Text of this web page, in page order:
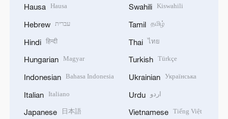
Hausa Hausa
Hebrew עברית
Hindi हिन्दी
Hungarian Magyar
Indonesian Bahasa Indonesia
Italian Italiano
Japanese 日本語
Swahili Kiswahili
Tamil தமிழ்
Thai ไทย
Turkish Türkçe
Ukrainian Українська
Urdu اردو
Vietnamese Tiếng Việt